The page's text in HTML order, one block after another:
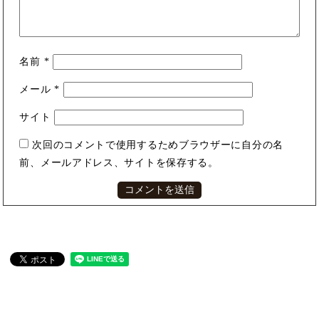
名前 *
メール*
サイト
次回のコメントで使用するためブラウザーに自分の名
前、メールアドレス、サイトを保存する。